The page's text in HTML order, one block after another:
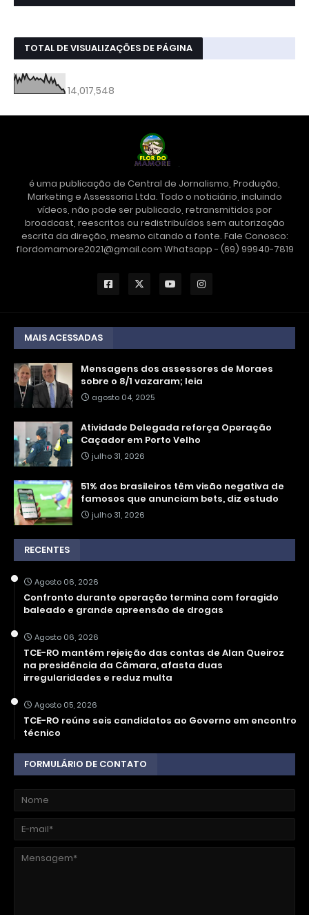
TOTAL DE VISUALIZAÇÕES DE PÁGINA
14,017,548
é uma publicação de Central de Jornalismo, Produção,
Marketing e Assessoria Ltda. Todo o noticiário, incluindo
vídeos, não pode ser publicado, retransmitidos por
broadcast, reescritos ou redistribuídos sem autorização
escrita da direção, mesmo citando a fonte. Fale Conosco:
flordomamore2021@gmail.com Whatsapp - (69) 99940-7819
MAIS ACESSADAS
Mensagens dos assessores de Moraes
sobre o 8/1 vazaram; leia
agosto 04, 2025
Atividade Delegada reforça Operação
Caçador em Porto Velho
julho 31, 2026
51% dos brasileiros têm visão negativa de
famosos que anunciam bets, diz estudo
julho 31, 2026
RECENTES
Agosto 06, 2026
Confronto durante operação termina com foragido
baleado e grande apreensão de drogas
Agosto 06, 2026
TCE-RO mantém rejeição das contas de Alan Queiroz
na presidência da Câmara, afasta duas
irregularidades e reduz multa
Agosto 05, 2026
TCE-RO reúne seis candidatos ao Governo em encontro
técnico
FORMULÁRIO DE CONTATO